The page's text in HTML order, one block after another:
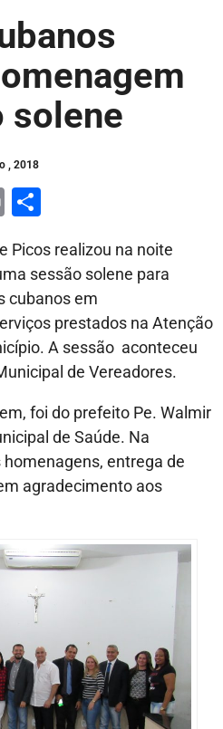
solene
, 2018
PrintShare
Picos realizou na noite
sessão solene para
cubanos em
prestados na Atenção
A sessão aconteceu
de Vereadores.
foi do prefeito Pe. Walmir
de Saúde. Na
entrega de
agradecimento aos